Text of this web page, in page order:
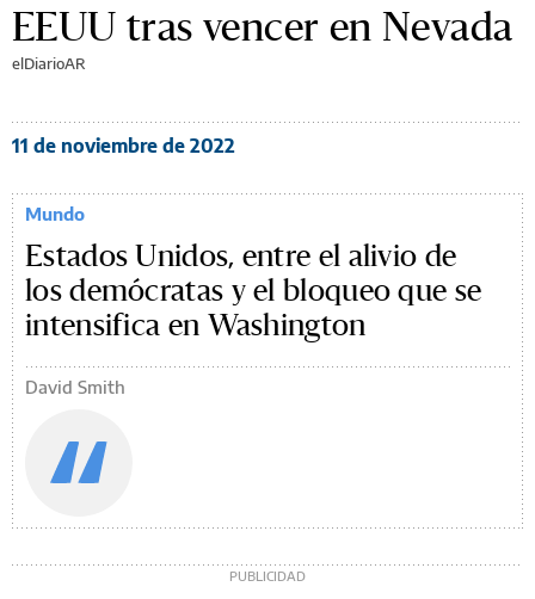
EEUU tras vencer en Nevada
elDiarioAR
11 de noviembre de 2022
Mundo
Estados Unidos, entre el alivio de
los demócratas y el bloqueo que se
intensifica en Washington
David Smith